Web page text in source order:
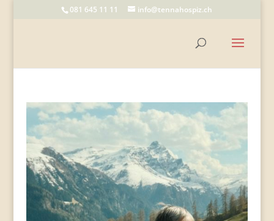
081 645 11 11 info@tennahospiz.ch